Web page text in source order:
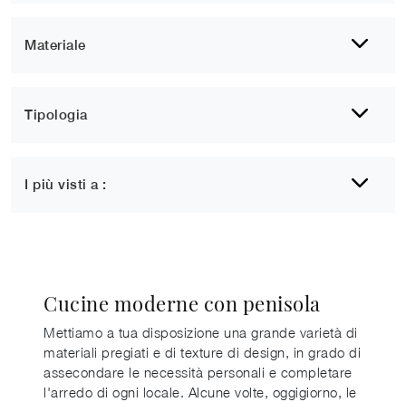
Materiale
Tipologia
I più visti a :
Cucine moderne con penisola
Mettiamo a tua disposizione una grande varietà di
materiali pregiati e di texture di design, in grado di
assecondare le necessità personali e completare
l'arredo di ogni locale. Alcune volte, oggigiorno, le